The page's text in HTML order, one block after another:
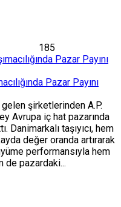
185
Pazar Payını
gelen şirketlerinden A.P.
Avrupa iç hat pazarında
taşıyıcı, hem
değer oranda artırarak
performansıyla hem
de pazardaki...